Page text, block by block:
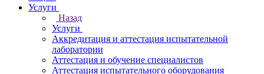
Услуги
Назад
Услуги
Аккредитация и аттестация испытательной
лаборатории
Аттестация и обучение специалистов
Аттестация испытательного оборудования